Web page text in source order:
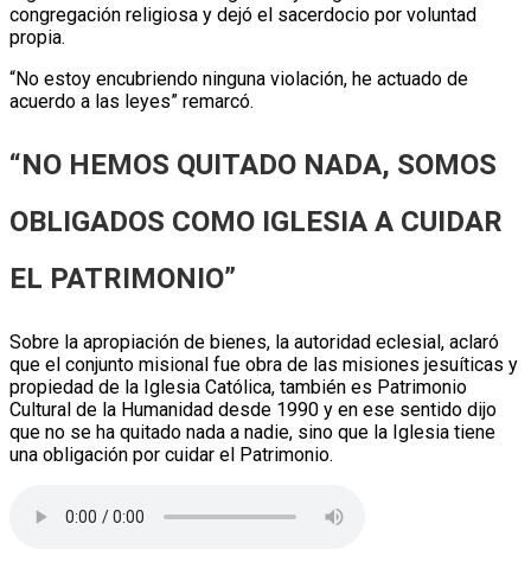
congregación religiosa y dejó el sacerdocio por voluntad
propia.
“No estoy encubriendo ninguna violación, he actuado de
acuerdo a las leyes” remarcó.
“NO HEMOS QUITADO NADA, SOMOS
OBLIGADOS COMO IGLESIA A CUIDAR
EL PATRIMONIO”
Sobre la apropiación de bienes, la autoridad eclesial, aclaró
que el conjunto misional fue obra de las misiones jesuíticas y
propiedad de la Iglesia Católica, también es Patrimonio
Cultural de la Humanidad desde 1990 y en ese sentido dijo
que no se ha quitado nada a nadie, sino que la Iglesia tiene
una obligación por cuidar el Patrimonio.